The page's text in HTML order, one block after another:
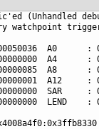
(Unhandled
watchpoint
A0
:
A4
:
A8
:
A12
:
SAR
:
LEND :
:0x3ffb8330